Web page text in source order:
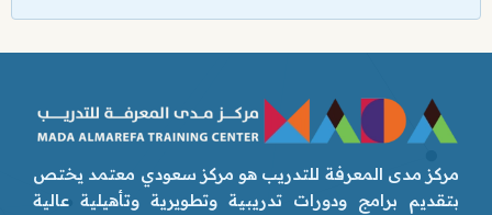
مركز مدى المعرفة للتدريب هو مركز سعودي معتمد يختص
بتقديم برامج ودورات تدريبية وتطويرية وتأهيلية عالية